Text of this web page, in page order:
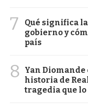
7
Qué significa
gobierno y
país
8
Yan Diomande
historia de
tragedia que